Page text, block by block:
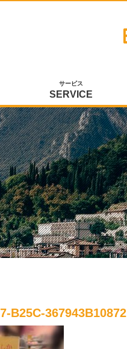
サービス
SERVICE
B25C-367943B10872